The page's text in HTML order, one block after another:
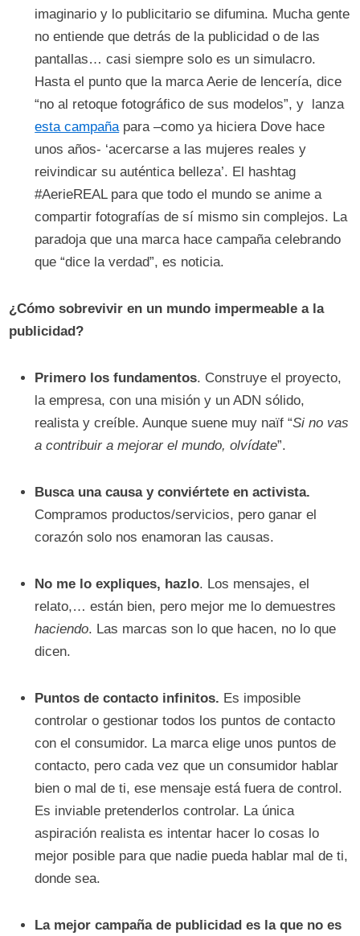
imaginario y lo publicitario se difumina. Mucha gente
no entiende que detrás de la publicidad o de las
pantallas… casi siempre solo es un simulacro.
Hasta el punto que la marca Aerie de lencería, dice
“no al retoque fotográfico de sus modelos”, y lanza
esta campañapara –como ya hiciera Dove hace
unos años- ‘acercarse a las mujeres reales y
reivindicar su auténtica belleza’. El hashtag
#AerieREAL para que todo el mundo se anime a
compartir fotografías de sí mismo sin complejos. La
paradoja que una marca hace campaña celebrando
que “dice la verdad”, es noticia.
¿Cómo sobrevivir en un mundo impermeable a la
publicidad?
Primero los fundamentos. Construye el proyecto,
la empresa, con una misión y un ADN sólido,
realista y creíble. Aunque suene muy naïf “Si no vas
a contribuir a mejorar el mundo, olvídate”.
Busca una causa y conviértete en activista.
Compramos productos/servicios, pero ganar el
corazón solo nos enamoran las causas.
No me lo expliques, hazlo. Los mensajes, el
relato,… están bien, pero mejor me lo demuestres
haciendo. Las marcas son lo que hacen, no lo que
dicen.
Puntos de contacto infinitos. Es imposible
controlar o gestionar todos los puntos de contacto
con el consumidor. La marca elige unos puntos de
contacto, pero cada vez que un consumidor hablar
bien o mal de ti, ese mensaje está fuera de control.
Es inviable pretenderlos controlar. La única
aspiración realista es intentar hacer lo cosas lo
mejor posible para que nadie pueda hablar mal de ti,
donde sea.
La mejor campaña de publicidad es la que no es